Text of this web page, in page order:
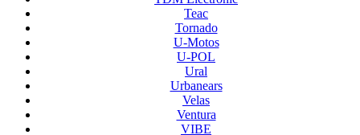
Teac
Tornado
U-Motos
U-POL
Ural
Urbanears
Velas
Ventura
VIBE